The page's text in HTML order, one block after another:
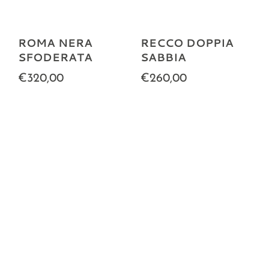
ROMA NERA
SFODERATA
€320,00
RECCO DOPPIA
SABBIA
€260,00